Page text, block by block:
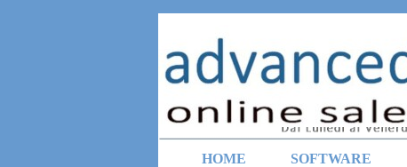
HOME SOFTWARE